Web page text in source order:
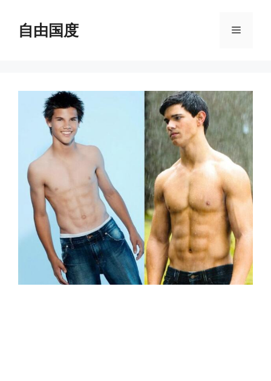
自由国度 菜